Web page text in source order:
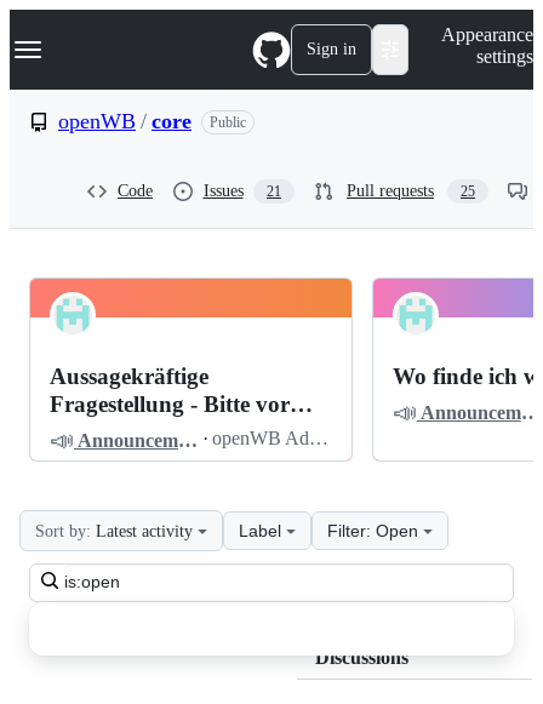
k
p
Navigation Menu Sign in
Appearance
settings
openWB / core Public
Code Issues 21 Pull requests 25
openWB
Discussions
Pinned
Aussagekräftige
Fragestellung - Bitte vor
dem Posten lesen
📣 Announcements · openWB Admin
Wo finde ich
📣 Announcements
Search
all
Sort by: Latest activity Label Filter: Open
Discussions